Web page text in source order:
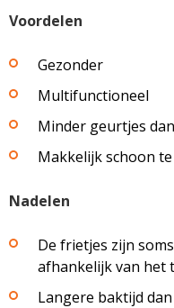
Voordelen
Gezonder
Multifunctioneel
Minder geurtjes
Makkelijk schoon
Nadelen
De frietjes zijn
afhankelijk van het
Langere baktijd